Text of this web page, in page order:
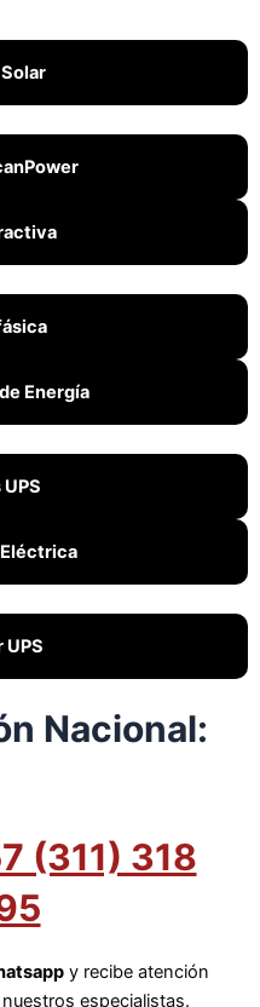
Energía
Nacional:
(311) 318
y recibe atención
especialistas.